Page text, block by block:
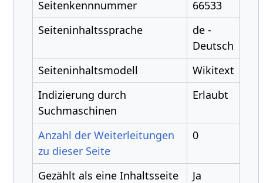
Seitenkennnummer
66533
Seiteninhaltssprache
de -
Deutsch
Seiteninhaltsmodell
Wikitext
Indizierung durch
Suchmaschinen
Erlaubt
Anzahl der Weiterleitungen
zu dieser Seite
0
Gezählt als eine Inhaltsseite Ja